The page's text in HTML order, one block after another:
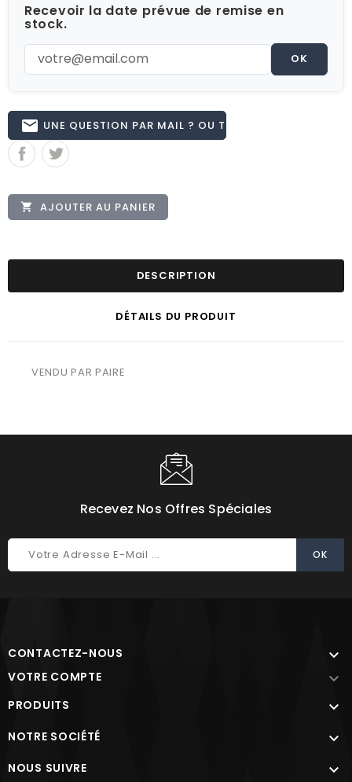
Recevoir la date prévue de remise en
stock.
OK
email UNE QUESTION PAR MAIL ? OU TÉL 02.51.62.16.59
 AJOUTER AU PANIER
DESCRIPTION
DÉTAILS DU PRODUIT
VENDU PAR PAIRE
Recevez Nos Offres Spéciales
CONTACTEZ-NOUS 
VOTRE COMPTE 
PRODUITS 
NOTRE SOCIÉTÉ 
NOUS SUIVRE 